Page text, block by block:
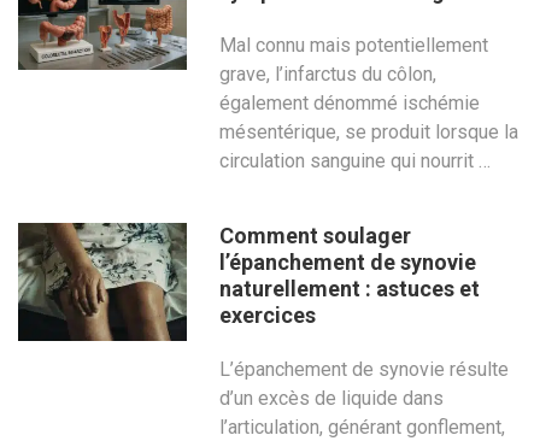
Mal connu mais potentiellement
grave, l’infarctus du côlon,
également dénommé ischémie
mésentérique, se produit lorsque la
circulation sanguine qui nourrit …
Comment soulager
l’épanchement de synovie
naturellement : astuces et
exercices
L’épanchement de synovie résulte
d’un excès de liquide dans
l’articulation, générant gonflement,